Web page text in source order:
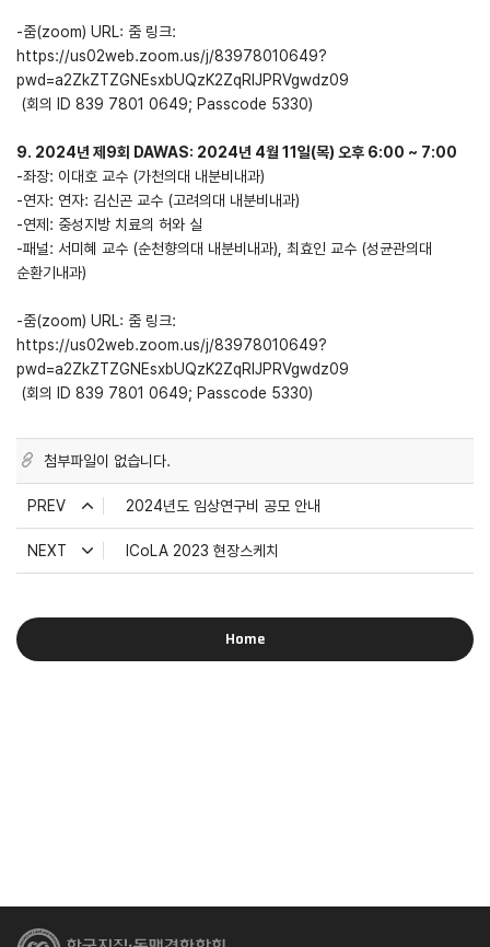
-줌(zoom) URL: 줌 링크:
https://us02web.zoom.us/j/83978010649?
pwd=a2ZkZTZGNEsxbUQzK2ZqRlJPRVgwdz09
(회의 ID 839 7801 0649; Passcode 5330)
9. 2024년 제9회 DAWAS: 2024년 4월 11일(목) 오후 6:00 ~ 7:00
-좌장: 이대호 교수 (가천의대 내분비내과)
-연자: 연자: 김신곤 교수 (고려의대 내분비내과)
-연제: 중성지방 치료의 허와 실
-패널: 서미혜 교수 (순천향의대 내분비내과), 최효인 교수 (성균관의대
순환기내과)
-줌(zoom) URL: 줌 링크:
https://us02web.zoom.us/j/83978010649?
pwd=a2ZkZTZGNEsxbUQzK2ZqRlJPRVgwdz09
(회의 ID 839 7801 0649; Passcode 5330)
첨부파일이 없습니다.
PREV 2024년도 임상연구비 공모 안내
NEXT ICoLA 2023 현장스케치
Home